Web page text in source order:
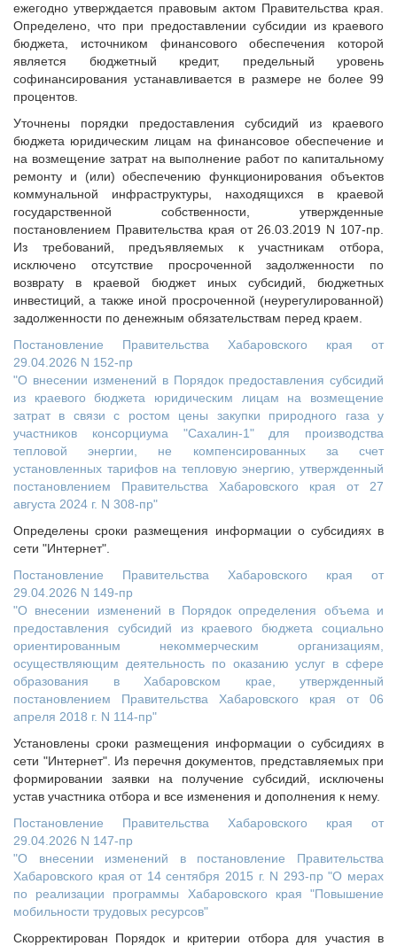
ежегодно утверждается правовым актом Правительства края.
Определено, что при предоставлении субсидии из краевого
бюджета, источником финансового обеспечения которой
является бюджетный кредит, предельный уровень
софинансирования устанавливается в размере не более 99
процентов.
Уточнены порядки предоставления субсидий из краевого
бюджета юридическим лицам на финансовое обеспечение и
на возмещение затрат на выполнение работ по капитальному
ремонту и (или) обеспечению функционирования объектов
коммунальной инфраструктуры, находящихся в краевой
государственной собственности, утвержденные
постановлением Правительства края от 26.03.2019 N 107-пр.
Из требований, предъявляемых к участникам отбора,
исключено отсутствие просроченной задолженности по
возврату в краевой бюджет иных субсидий, бюджетных
инвестиций, а также иной просроченной (неурегулированной)
задолженности по денежным обязательствам перед краем.
Постановление Правительства Хабаровского края от
29.04.2026 N 152-пр
"О внесении изменений в Порядок предоставления субсидий
из краевого бюджета юридическим лицам на возмещение
затрат в связи с ростом цены закупки природного газа у
участников консорциума "Сахалин-1" для производства
тепловой энергии, не компенсированных за счет
установленных тарифов на тепловую энергию, утвержденный
постановлением Правительства Хабаровского края от 27
августа 2024 г. N 308-пр"
Определены сроки размещения информации о субсидиях в
сети "Интернет".
Постановление Правительства Хабаровского края от
29.04.2026 N 149-пр
"О внесении изменений в Порядок определения объема и
предоставления субсидий из краевого бюджета социально
ориентированным некоммерческим организациям,
осуществляющим деятельность по оказанию услуг в сфере
образования в Хабаровском крае, утвержденный
постановлением Правительства Хабаровского края от 06
апреля 2018 г. N 114-пр"
Установлены сроки размещения информации о субсидиях в
сети "Интернет". Из перечня документов, представляемых при
формировании заявки на получение субсидий, исключены
устав участника отбора и все изменения и дополнения к нему.
Постановление Правительства Хабаровского края от
29.04.2026 N 147-пр
"О внесении изменений в постановление Правительства
Хабаровского края от 14 сентября 2015 г. N 293-пр "О мерах
по реализации программы Хабаровского края "Повышение
мобильности трудовых ресурсов"
Скорректирован Порядок и критерии отбора для участия в